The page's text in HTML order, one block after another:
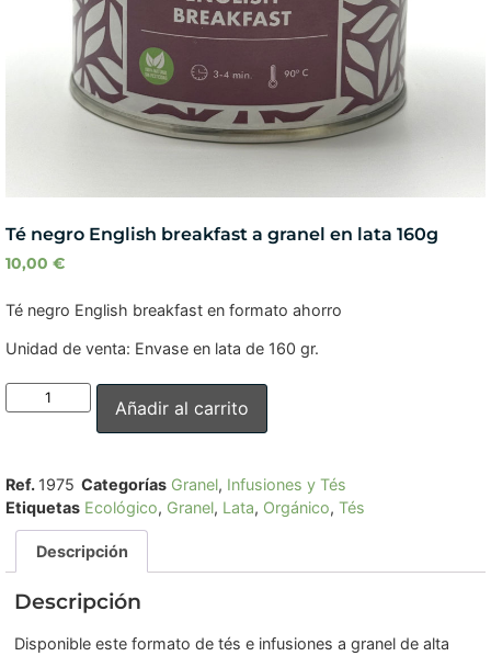
Té negro English breakfast a granel en lata 160g
10,00 €
Té negro English breakfast en formato ahorro
Unidad de venta: Envase en lata de 160 gr.
Añadir al carrito
Ref. 1975 Categorías Granel, Infusiones y Tés
Etiquetas Ecológico, Granel, Lata, Orgánico, Tés
Descripción
Descripción
Disponible este formato de tés e infusiones a granel de alta